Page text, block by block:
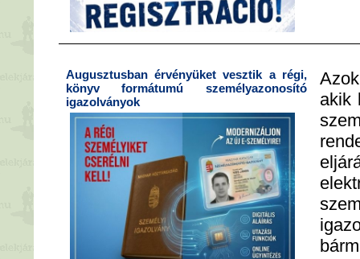
Augusztusban érvényüket vesztik a régi,
könyv formátumú személyazonosító
igazolványok
akik